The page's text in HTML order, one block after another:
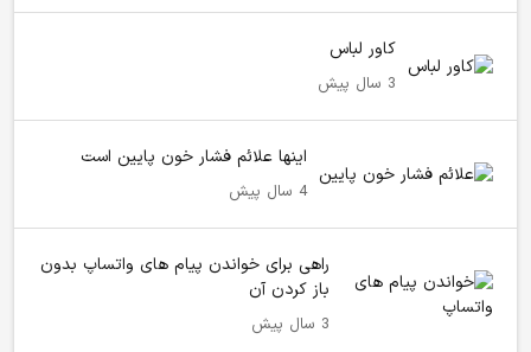
کاور لباس
3 سال پیش
اینها علائم فشار خون پایین است
4 سال پیش
راهی برای خواندن پیام های واتساپ بدون
باز کردن آن
3 سال پیش